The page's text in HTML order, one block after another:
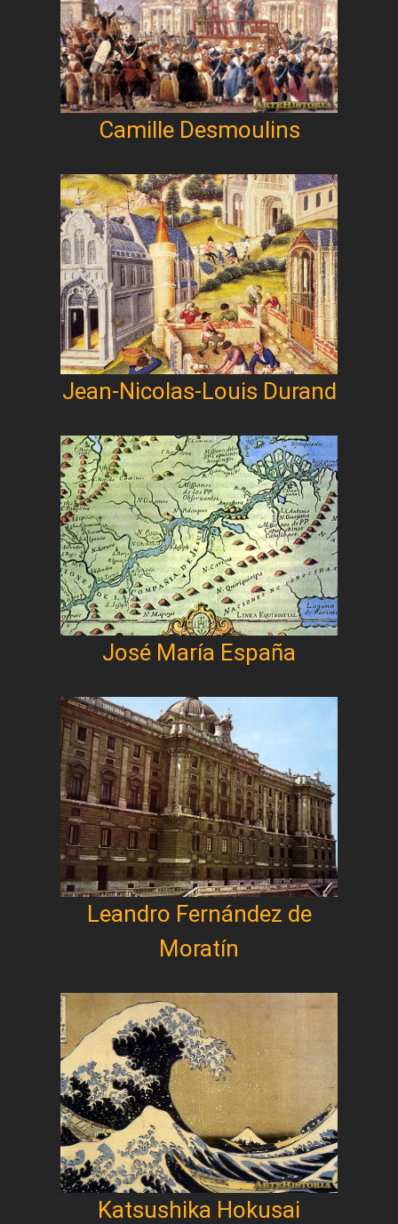
Camille Desmoulins
Jean-Nicolas-Louis Durand
José María España
Leandro Fernández de
Moratín
Katsushika Hokusai